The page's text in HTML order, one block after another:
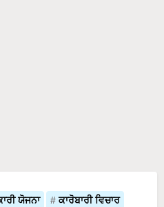
ਯੋਜਨਾ ਕਾਰੋਬਾਰੀ ਵਿਚਾਰ